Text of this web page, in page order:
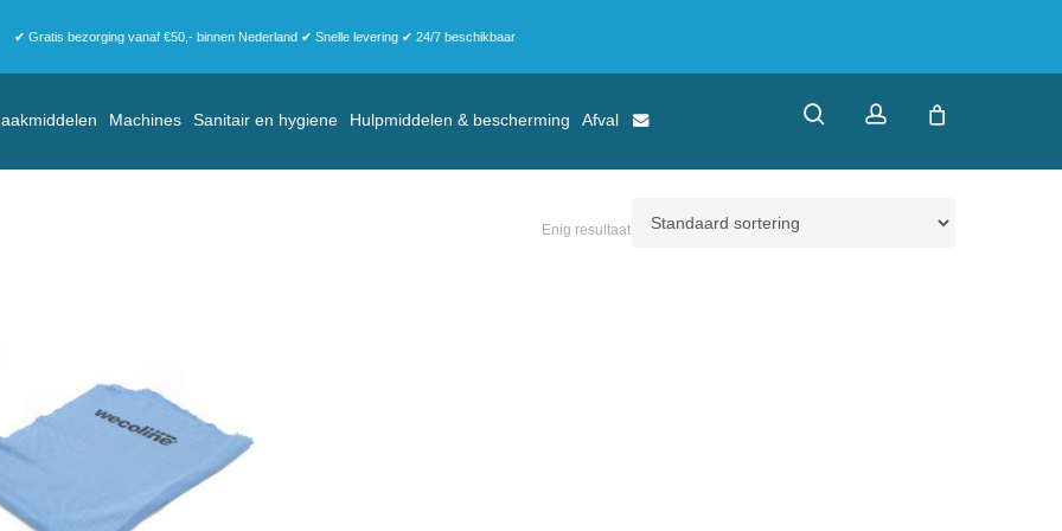
✔ Gratis bezorging vanaf €50,- binnen Nederland ✔ Snelle levering ✔ 24/7 beschikbaar
Machines Sanitair en hygiene Hulpmiddelen & bescherming Afval searchaccount
Enig resultaat